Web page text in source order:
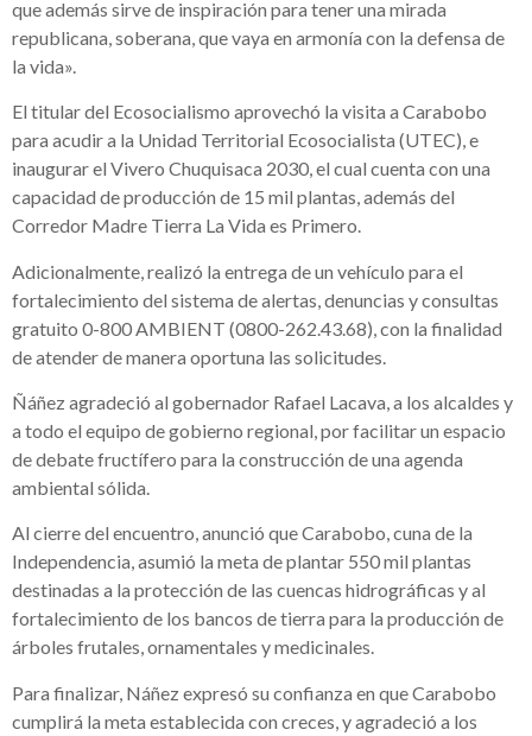
que además sirve de inspiración para tener una mirada
republicana, soberana, que vaya en armonía con la defensa de
la vida».
El titular del Ecosocialismo aprovechó la visita a Carabobo
para acudir a la Unidad Territorial Ecosocialista (UTEC), e
inaugurar el Vivero Chuquisaca 2030, el cual cuenta con una
capacidad de producción de 15 mil plantas, además del
Corredor Madre Tierra La Vida es Primero.
Adicionalmente, realizó la entrega de un vehículo para el
fortalecimiento del sistema de alertas, denuncias y consultas
gratuito 0-800 AMBIENT (0800-262.43.68), con la finalidad
de atender de manera oportuna las solicitudes.
Ñáñez agradeció al gobernador Rafael Lacava, a los alcaldes y
a todo el equipo de gobierno regional, por facilitar un espacio
de debate fructífero para la construcción de una agenda
ambiental sólida.
Al cierre del encuentro, anunció que Carabobo, cuna de la
Independencia, asumió la meta de plantar 550 mil plantas
destinadas a la protección de las cuencas hidrográficas y al
fortalecimiento de los bancos de tierra para la producción de
árboles frutales, ornamentales y medicinales.
Para finalizar, Náñez expresó su confianza en que Carabobo
cumplirá la meta establecida con creces, y agradeció a los